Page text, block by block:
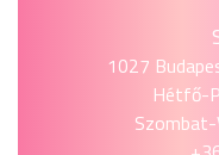
1027
Hétfő-